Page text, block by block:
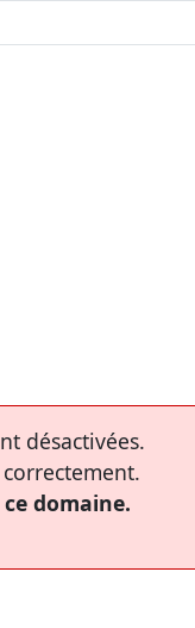
désactivées.
domaine.